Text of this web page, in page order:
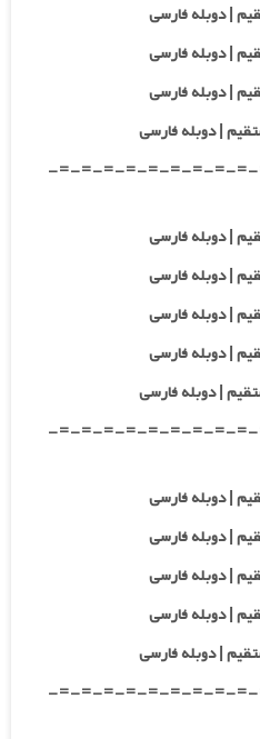
-=-=-=-=-=-=-=-=-
-=-=-=-=-=-=-=-=-
-=-=-=-=-=-=-=-=-